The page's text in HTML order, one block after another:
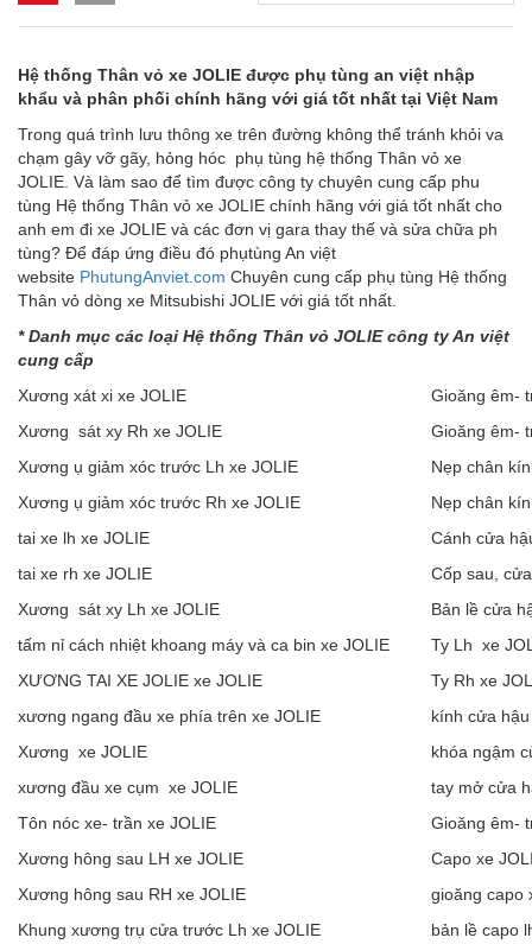
Hệ thống Thân vỏ xe JOLIE được phụ tùng an việt nhập
khẩu và phân phối chính hãng với giá tốt nhất tại Việt Nam
Trong quá trình lưu thông xe trên đường không thể tránh khỏi va
chạm gây vỡ gãy, hỏng hóc phụ tùng hệ thống Thân vỏ xe
JOLIE. Và làm sao để tìm được công ty chuyên cung cấp phu
tùng Hệ thống Thân vỏ xe JOLIE chính hãng với giá tốt nhất cho
anh em đi xe JOLIE và các đơn vị gara thay thế và sửa chữa ph
tùng? Để đáp ứng điều đó phụtùng An việt
website PhutungAnviet.com Chuyên cung cấp phụ tùng Hệ thống
Thân vỏ dòng xe Mitsubishi JOLIE với giá tốt nhất.
* Danh mục các loại Hệ thống Thân vỏ JOLIEcông ty An việt
cung cấp
Xương xát xi xe JOLIE
Gioăng êm-
Xương sát xy Rh xe JOLIE
Gioăng êm-
Xương ụ giảm xóc trước Lh xe JOLIE
Nẹp chân
Xương ụ giảm xóc trước Rh xe JOLIE
Nẹp chân
tai xe lh xe JOLIE
Cánh cửa
tai xe rh xe JOLIE
Cốp sau,
Xương sát xy Lh xe JOLIE
Bản lề cửa
tấm nỉ cách nhiệt khoang máy và ca bin xe JOLIE
Ty Lh xe
XƯƠNG TAI XE JOLIE xe JOLIE
Ty Rh xe
xương ngang đầu xe phía trên xe JOLIE
kính cửa
Xương xe JOLIE
khóa ngậm
xương đầu xe cụm xe JOLIE
tay mở cửa
Tôn nóc xe- trần xe JOLIE
Gioăng êm-
Xương hông sau LH xe JOLIE
Capo xe
Xương hông sau RH xe JOLIE
gioăng capo
Khung xương trụ cửa trước Lh xe JOLIE
bản lề capo